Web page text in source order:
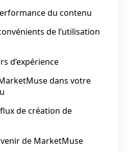
du contenu
de l’utilisation
d’expérience
dans votre
de création de
de MarketMuse